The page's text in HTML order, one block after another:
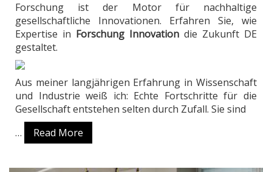
Forschung ist der Motor für nachhaltige
gesellschaftliche Innovationen. Erfahren Sie, wie
Expertise in Forschung Innovation die Zukunft DE
gestaltet.
Aus meiner langjährigen Erfahrung in Wissenschaft
und Industrie weiß ich: Echte Fortschritte für die
Gesellschaft entstehen selten durch Zufall. Sie sind
…
Read More